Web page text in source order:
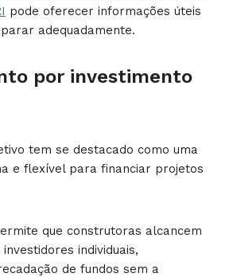
pode oferecer informações úteis
adequadamente.
por investimento
tem se destacado como uma
e flexível para financiar projetos
que construtoras alcancem
individuais,
de fundos sem a